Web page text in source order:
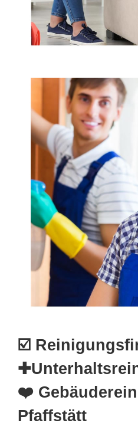
☑️
❤️
Pfaffstätt